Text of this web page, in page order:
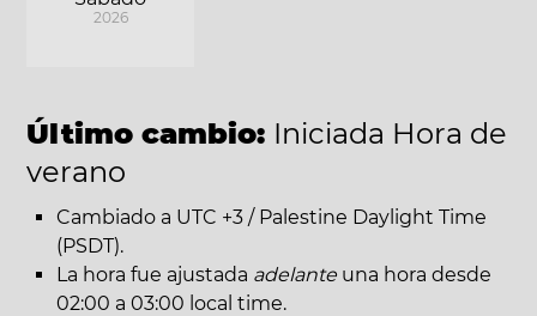
2026
Último cambio: Iniciada Hora de
verano
Cambiado a UTC +3 / Palestine Daylight Time
(PSDT).
La hora fue ajustada adelante una hora desde
02:00 a 03:00 local time.